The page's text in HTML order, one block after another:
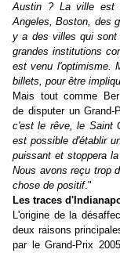
Austin ? La ville est
Angeles, Boston, des
y a des villes qui sont
grandes institutions
est venu l'optimisme.
billets, pour être
Mais tout comme
de disputer un
c'est le rêve, le Saint
est possible d'établir
puissant et stoppera
Nous avons reçu trop
chose de positif."
Les traces
L'origine de la
deux raisons
par le Grand-Prix